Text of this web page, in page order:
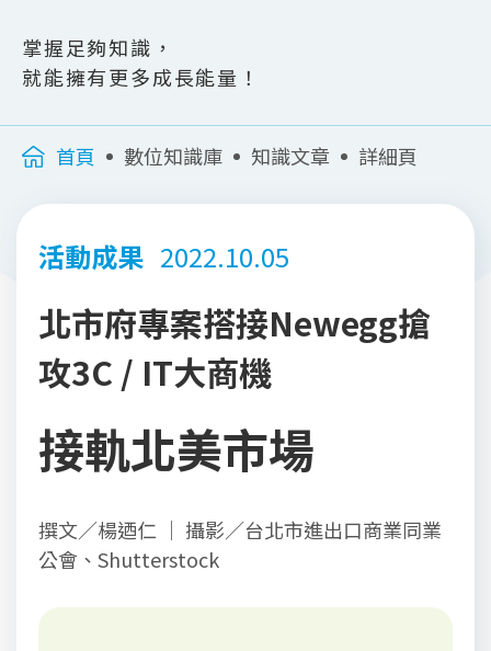
掌握足夠知識，
就能擁有更多成長能量！
首頁 數位知識庫 知識文章 詳細頁
活動成果 2022.10.05
北市府專案搭接Newegg搶
攻3C / IT大商機
接軌北美市場
撰文／楊迺仁 ｜ 攝影／台北市進出口商業同業
公會、Shutterstock